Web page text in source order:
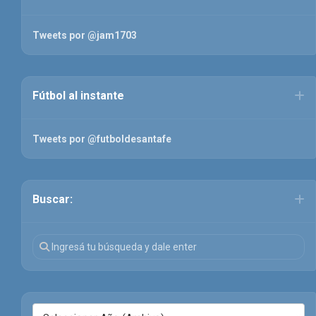
Tweets por @jam1703
Fútbol al instante
Tweets por @futboldesantafe
Buscar: